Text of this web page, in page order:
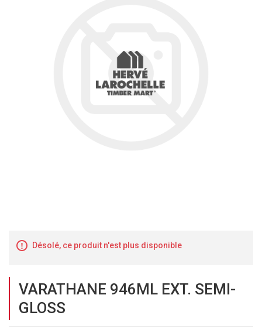
Désolé, ce produit n'est plus disponible
VARATHANE 946ML EXT. SEMI-
GLOSS